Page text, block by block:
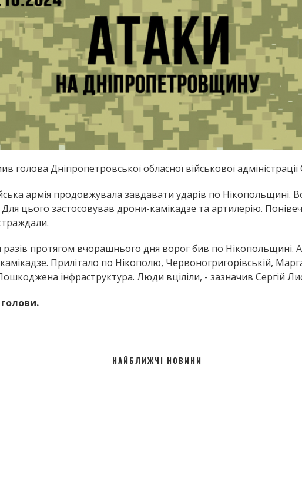
голова Дніпропетровської обласної військової адміністрації
армія продовжувала завдавати ударів по Нікопольщині.
цього застосовував дрони-камікадзе та артилерію.
разів протягом вчорашнього дня ворог бив по Нікопольщині.
Прилітало по Нікополю, Червоногригорівській,
інфраструктура. Люди вціліли, - зазначив Сергій
НАЙБЛИЖЧІ НОВИНИ